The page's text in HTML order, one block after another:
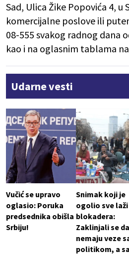
Sad, Ulica Žike Popovića 4, u
komercijalne poslove ili
08-555 svakog radnog dana
kao i na oglasnim tablama
Udarne vesti
Vučić se upravo
oglasio: Poruka
predsednika obišla
Srbiju!
Snimak koji je
ogolio sve laži
blokadera:
Zaklinjali se da
nemaju veze
politikom, a